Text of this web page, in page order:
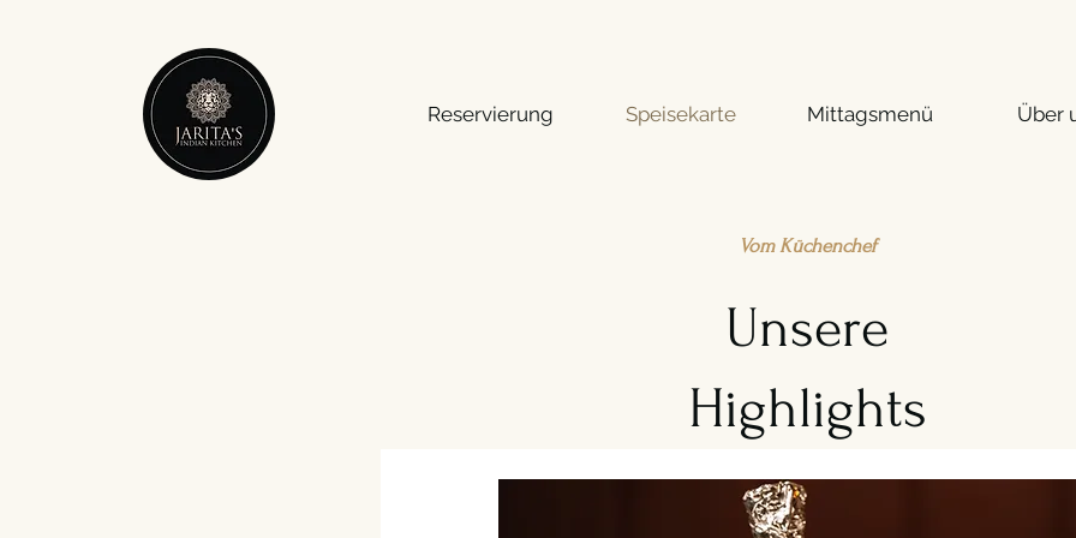
Reservierung Speisekarte Mittagsmenü Über
Vom Küchenchef
Unsere
Highlights